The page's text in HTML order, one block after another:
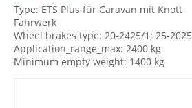
Type: ETS Plus für Caravan mit Knott
Fahrwerk
Wheel brakes type: 20-2425/1; 25-2025
Application_range_max: 2400 kg
Minimum empty weight: 1400 kg